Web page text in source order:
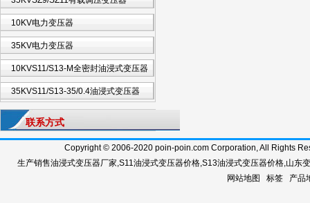
10KV电力变压器
35KV电力变压器
10KVS11/S13-M全密封油浸式变压器
35KVS11/S13-35/0.4油浸式变压器
联系方式
Copyright © 2006-2020 poin-poin.com Corporation, All Rights
生产销售油浸式变压器厂家,S11油浸式变压器价格,S13油浸式变压器价格,山东
网站地图
标签 产品